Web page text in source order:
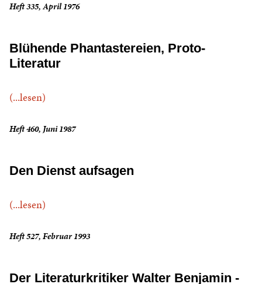
Heft 335, April 1976
Blühende Phantastereien, Proto-
Literatur
(...lesen)
Heft 460, Juni 1987
Den Dienst aufsagen
(...lesen)
Heft 527, Februar 1993
Der Literaturkritiker Walter Benjamin -